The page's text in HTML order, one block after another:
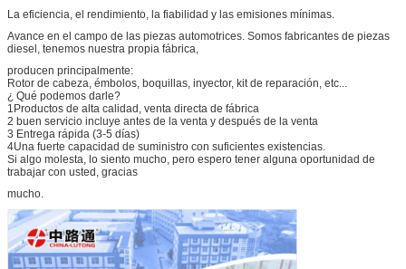
La eficiencia, el rendimiento, la fiabilidad y las emisiones mínimas.
Avance en el campo de las piezas automotrices. Somos fabricantes de piezas
diesel, tenemos nuestra propia fábrica,
producen principalmente:
Rotor de cabeza, émbolos, boquillas, inyector, kit de reparación, etc...
¿ Qué podemos darle?
1Productos de alta calidad, venta directa de fábrica
2 buen servicio incluye antes de la venta y después de la venta
3 Entrega rápida (3-5 días)
4Una fuerte capacidad de suministro con suficientes existencias.
Si algo molesta, lo siento mucho, pero espero tener alguna oportunidad de
trabajar con usted, gracias
mucho.